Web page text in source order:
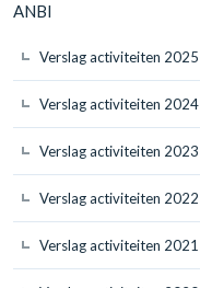
ANBI
Verslag activiteiten 2025
Verslag activiteiten 2024
Verslag activiteiten 2023
Verslag activiteiten 2022
Verslag activiteiten 2021